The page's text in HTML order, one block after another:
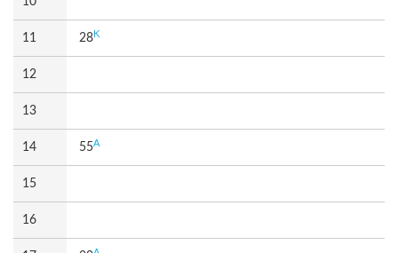
11 28 K
12
13
14 55A
15
16